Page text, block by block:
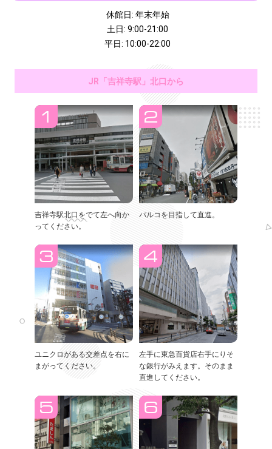
休館日: 年末年始
土日: 9:00-21:00
平日: 10:00-22:00
JR「吉祥寺駅」北口から
吉祥寺駅北口をでて左へ向か
ってください。
パルコを目指して直進。
ユニクロがある交差点を右に
まがってください。
左手に東急百貨店右手にりそ
な銀行がみえます。そのまま
直進してください。